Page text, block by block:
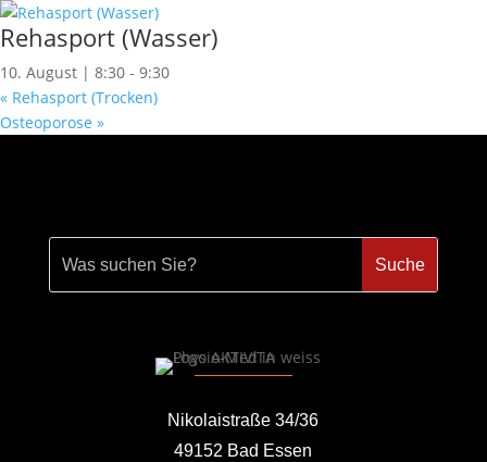
Rehasport (Wasser)
10. August | 8:30 - 9:30
« Rehasport (Trocken)
Osteoporose »
Nikolaistraße 34/36
49152 Bad Essen